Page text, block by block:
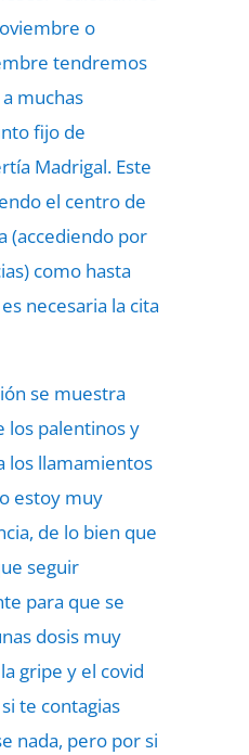
o
tendremos
muchas
fijo de
Madrigal. Este
el centro de
(accediendo por
como hasta
necesaria la cita
se muestra
los palentinos y
los llamamientos
estoy muy
de lo bien que
seguir
para que se
dosis muy
gripe y el covid
te contagias
nada, pero por si